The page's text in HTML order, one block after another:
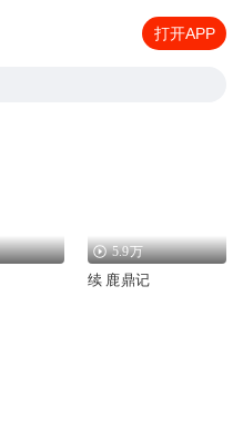
打开APP
5.9万
续 鹿鼎记